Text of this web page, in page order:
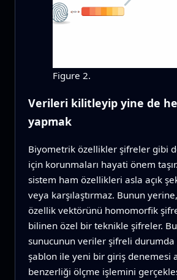
Figure 2.
Verileri kilitleyip yine de
yapmak
Biyometrik özellikler şifreler gibi
için korunmaları hayati önem
sistem ham özellikleri asla açık
veya karşılaştırmaz. Bunun
özellik vektörünü homomorfik
bilinen özel bir teknikle şifreler.
sunucunun veriler şifreli
şablon ile yeni bir giriş denemesi
benzerliği ölçme işlemini